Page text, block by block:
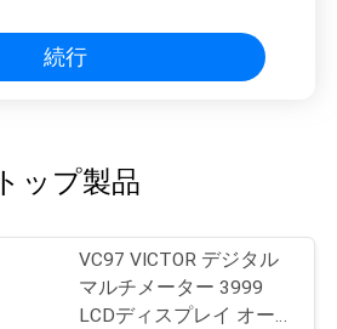
続行
トップ製品
VC97 VICTOR デジタル
マルチメーター 3999
LCDディスプレイ オー